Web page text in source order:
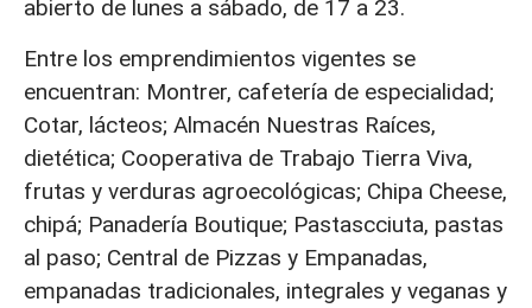
abierto de lunes a sábado, de 17 a 23.
Entre los emprendimientos vigentes se
encuentran: Montrer, cafetería de especialidad;
Cotar, lácteos; Almacén Nuestras Raíces,
dietética; Cooperativa de Trabajo Tierra Viva,
frutas y verduras agroecológicas; Chipa Cheese,
chipá; Panadería Boutique; Pastascciuta, pastas
al paso; Central de Pizzas y Empanadas,
empanadas tradicionales, integrales y veganas y